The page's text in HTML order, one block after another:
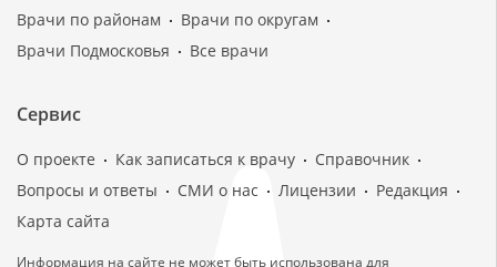
Врачи по районам
Врачи по округам
Врачи Подмосковья
Все врачи
Сервис
О проекте Как записаться к врачу
Справочник
Вопросы и ответы
СМИ о нас Лицензии
Редакция
Карта сайта
Информация на сайте не может быть использована для